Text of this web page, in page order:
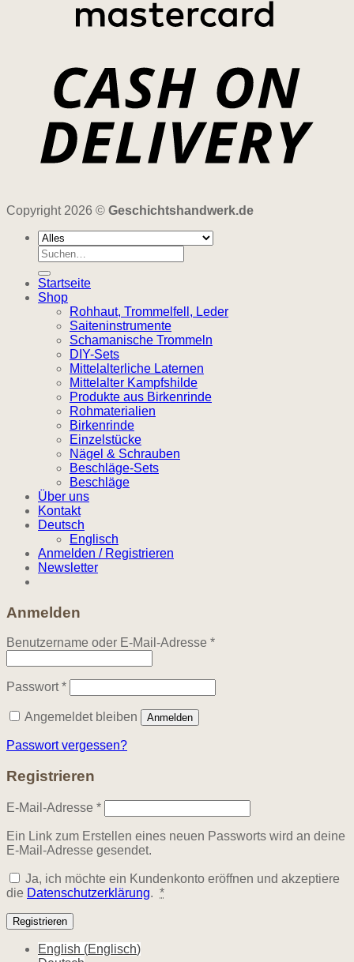
Copyright 2026 © Geschichtshandwerk.de
Suchen
nach:
Startseite
Shop
Rohhaut, Trommelfell, Leder
Saiteninstrumente
Schamanische Trommeln
DIY-Sets
Mittelalterliche Laternen
Mittelalter Kampfshilde
Produkte aus Birkenrinde
Rohmaterialien
Birkenrinde
Einzelstücke
Nägel & Schrauben
Beschläge-Sets
Beschläge
Über uns
Kontakt
Deutsch
Englisch
Anmelden / Registrieren
Newsletter
Anmelden
Benutzername oder E-Mail-Adresse *Erforderlich
Passwort*Erforderlich
Angemeldet bleiben Anmelden
Passwort vergessen?
Registrieren
E-Mail-Adresse *Erforderlich
Ein Link zum Erstellen eines neuen Passworts wird an deine
E-Mail-Adresse gesendet.
Ja, ich möchte ein Kundenkonto eröffnen und akzeptiere
die Datenschutzerklärung. *
Registrieren
English (Englisch)